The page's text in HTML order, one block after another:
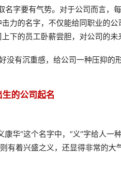
名字要有气势。对于公司而言，
力的名字，不仅能给同职业的
下的员工卧薪尝胆，对公司的未
没有沉重感，给公司一种压抑的
的公司起名
康华”这个名字中，“义”字给人
有着兴盛之义，还显得非常的大